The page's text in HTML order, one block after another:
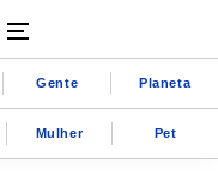
Gente Planeta
Mulher Pet